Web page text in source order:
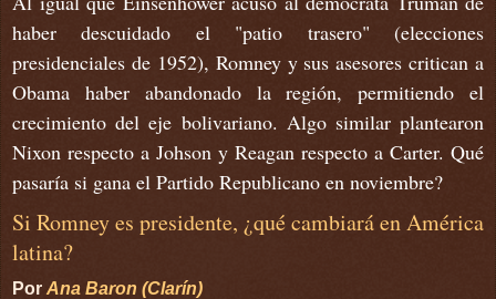
haber descuidado el "patio trasero" (elecciones
presidenciales de 1952), Romney y sus asesores critican a
Obama haber abandonado la región, permitiendo el
crecimiento del eje bolivariano. Algo similar plantearon
Nixon respecto a Johson y Reagan respecto a Carter. Qué
pasaría si gana el Partido Republicano en noviembre?
Si Romney es presidente, ¿qué cambiará en América
latina?
Por Ana Baron (Clarín)